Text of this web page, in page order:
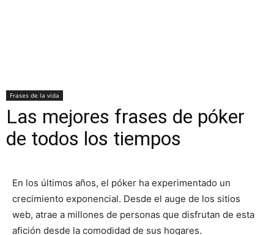
Frases de la vida
Las mejores frases de póker
de todos los tiempos
En los últimos años, el póker ha experimentado un
crecimiento exponencial. Desde el auge de los sitios
web, atrae a millones de personas que disfrutan de esta
afición desde la comodidad de sus hogares.